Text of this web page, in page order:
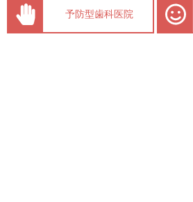
予防型歯科医院